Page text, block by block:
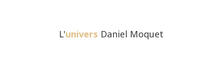
L'univers Daniel Moquet